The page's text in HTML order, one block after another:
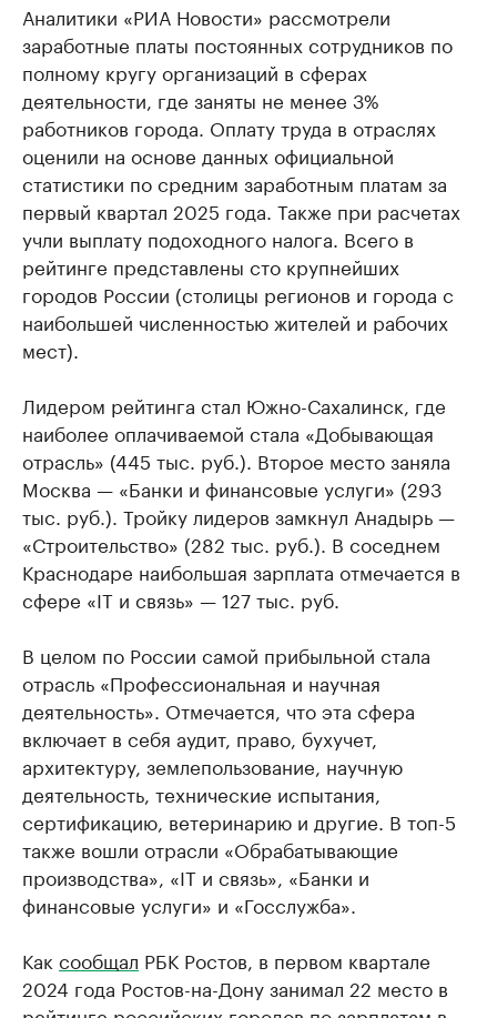
Аналитики «РИА Новости» рассмотрели
заработные платы постоянных сотрудников по
полному кругу организаций в сферах
деятельности, где заняты не менее 3%
работников города. Оплату труда в отраслях
оценили на основе данных официальной
статистики по средним заработным платам за
первый квартал 2025 года. Также при расчетах
учли выплату подоходного налога. Всего в
рейтинге представлены сто крупнейших
городов России (столицы регионов и города с
наибольшей численностью жителей и рабочих
мест).
Лидером рейтинга стал Южно-Сахалинск, где
наиболее оплачиваемой стала «Добывающая
отрасль» (445 тыс. руб.). Второе место заняла
Москва — «Банки и финансовые услуги» (293
тыс. руб.). Тройку лидеров замкнул Анадырь —
«Строительство» (282 тыс. руб.). В соседнем
Краснодаре наибольшая зарплата отмечается в
сфере «IT и связь» — 127 тыс. руб.
В целом по России самой прибыльной стала
отрасль «Профессиональная и научная
деятельность». Отмечается, что эта сфера
включает в себя аудит, право, бухучет,
архитектуру, землепользование, научную
деятельность, технические испытания,
сертификацию, ветеринарию и другие. В топ-5
также вошли отрасли «Обрабатывающие
производства», «IT и связь», «Банки и
финансовые услуги» и «Госслужба».
Как сообщал РБК Ростов, в первом квартале
2024 года Ростов-на-Дону занимал 22 место в